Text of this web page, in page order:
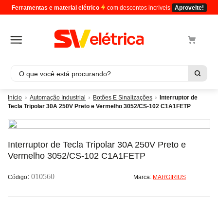
Ferramentas e material elétrico com descontos incríveis Aproveite!
O que você está procurando?
Automação Industrial Botões E Sinalizações
Interruptor de
Tecla Tripolar 30A 250V Preto e Vermelho 3052/CS-102 C1A1FETP
Interruptor de Tecla Tripolar 30A 250V Preto e
Vermelho 3052/CS-102 C1A1FETP
: 010560 Marca: MARGIRIUS
Termos mais buscados
2º luminaria
3º tomada
4º 4
eletroduto